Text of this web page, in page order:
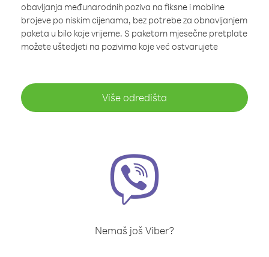
obavljanja međunarodnih poziva na fiksne i mobilne
brojeve po niskim cijenama, bez potrebe za obnavljanjem
paketa u bilo koje vrijeme. S paketom mjesečne pretplate
možete uštedjeti na pozivima koje već ostvarujete
Više odredišta
Nemaš još Viber?